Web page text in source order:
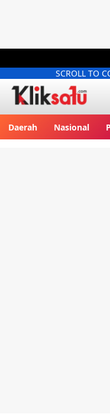
SCROLL TO
Daerah Nasional